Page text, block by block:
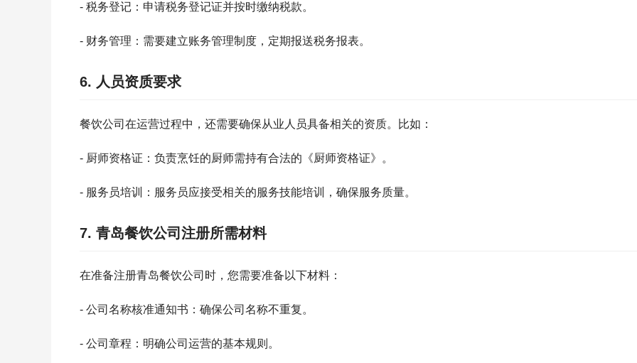
- 税务登记：申请税务登记证并按时缴纳税款。
- 财务管理：需要建立账务管理制度，定期报送税务报表。
6. 人员资质要求
餐饮公司在运营过程中，还需要确保从业人员具备相关的资质。比如：
- 厨师资格证：负责烹饪的厨师需持有合法的《厨师资格证》。
- 服务员培训：服务员应接受相关的服务技能培训，确保服务质量。
7. 青岛餐饮公司注册所需材料
在准备注册青岛餐饮公司时，您需要准备以下材料：
- 公司名称核准通知书：确保公司名称不重复。
- 公司章程：明确公司运营的基本规则。